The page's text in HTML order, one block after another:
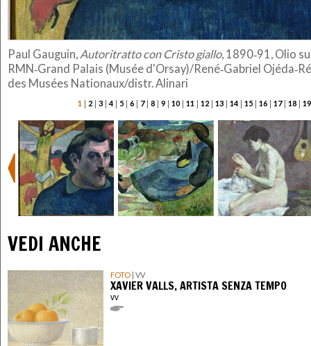
Paul Gauguin, Autoritratto con Cristo giallo, 1890‐91, Olio
RMN‐Grand Palais (Musée d'Orsay)/René‐Gabriel
des Musées Nationaux/distr. Alinari
1 | 2| 3| 4| 5| 6| 7| 8| 9| 10| 11 | 12| 13| 14| 15| 16| 17| 18| 19
VEDI ANCHE
FOTO | VV
XAVIER VALLS, ARTISTA SENZA TEMPO
vv